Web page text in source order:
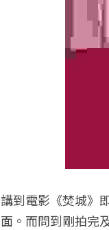
講到電影《焚城》
面。而問到剛拍完